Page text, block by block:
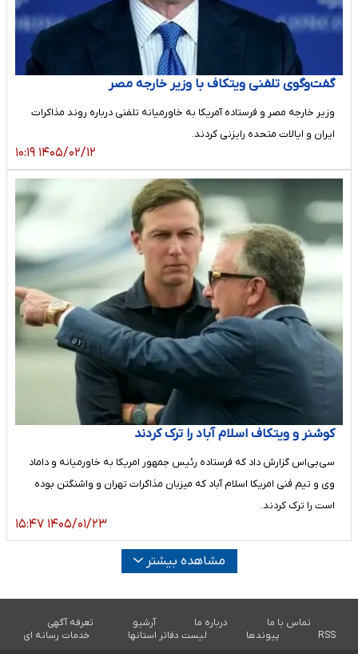
گفت‌وگوی تلفنی ویتکاف با وزیر خارجه مصر
وزیر خارجه مصر و فرستاده آمریکا به خاورمیانه تلفنی درباره روند مذاکرات
ایران و ایالات متحده رایزنی کردند.
۱۴۰۵/۰۲/۱۲ ۱۰:۱۹
کوشنر و ویتکاف اسلام آباد را ترک کردند
سی‌بی‌اس گزارش داد که فرستاده رئیس جمهور امریکا به خاورمیانه و داماد
وی و تیم فنی امریکا اسلام آباد که میزبان مذاکرات تهران و واشنگتن بوده
است را ترک کردند.
۱۴۰۵/۰۱/۲۳ ۱۵:۴۷
مشاهده بیشتر
تماس با ما درباره ما آرشیو
تعرفه آگهی
RSS
پیوندها لیست دفاتر استانها خدمات رسانه ای